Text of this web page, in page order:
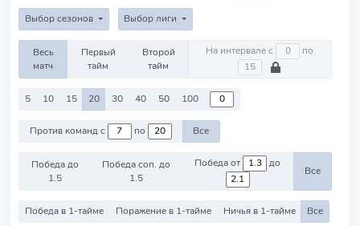
Выбор сезонов Выбор лиги
Весь
матч
Первый
тайм
Второй
тайм
На интервале с по
5 10 15 20 30 40 50 100
Против команд с по Все
Победа до
1.5
Победа соп. до
1.5
Победа от до
Все
Победа в 1-тайме Поражение в 1-тайме Ничья в 1-тайме Все